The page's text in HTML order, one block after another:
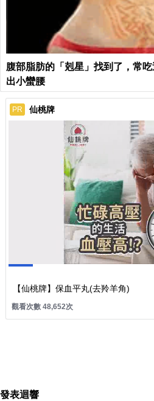
腹部脂肪的「剋星」找到了，常
出小蠻腰
PR 仙桃牌
【仙桃牌】保血平丸(去羚羊角)
觀看次數 48,655次
發表迴響